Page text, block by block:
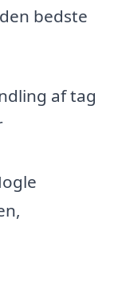
bedste
af tag